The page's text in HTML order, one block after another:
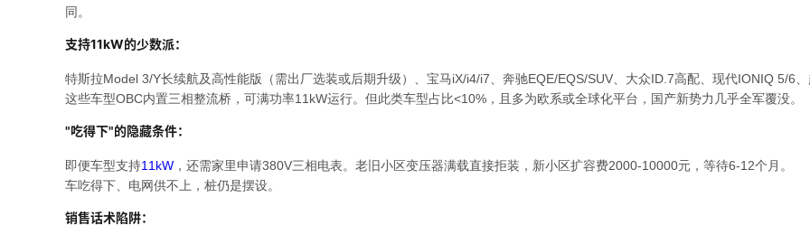
同 。
支持11kW的少数派：
特斯拉Model 3/Y长续航及高性能版（需出厂选装或后期升级）、宝马iX/i4/i7、奔驰EQE/EQS/SUV、大众ID.7高配、现代IONIQ 5/6、
这些车型OBC内置三相整流桥，可满功率11kW运行。但此类车型占比<10%，且多为欧系或全球化平台，国产新势力几乎全军覆没。
"吃得下"的隐藏条件：
即便车型支持11kW ，还需家里申请380V三相电表。老旧小区变压器满载直接拒装，新小区扩容费2000-10000元，等待6-12个月。
车吃得下、电网供不上，桩仍是摆设。
销售话术陷阱：